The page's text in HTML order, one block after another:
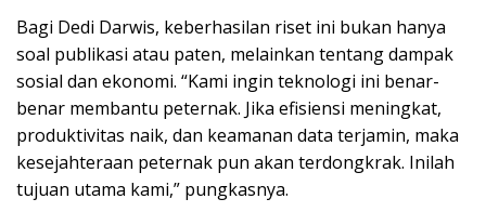
Bagi Dedi Darwis, keberhasilan riset ini bukan hanya
soal publikasi atau paten, melainkan tentang dampak
sosial dan ekonomi. “Kami ingin teknologi ini benar-
benar membantu peternak. Jika efisiensi meningkat,
produktivitas naik, dan keamanan data terjamin, maka
kesejahteraan peternak pun akan terdongkrak. Inilah
tujuan utama kami,” pungkasnya.